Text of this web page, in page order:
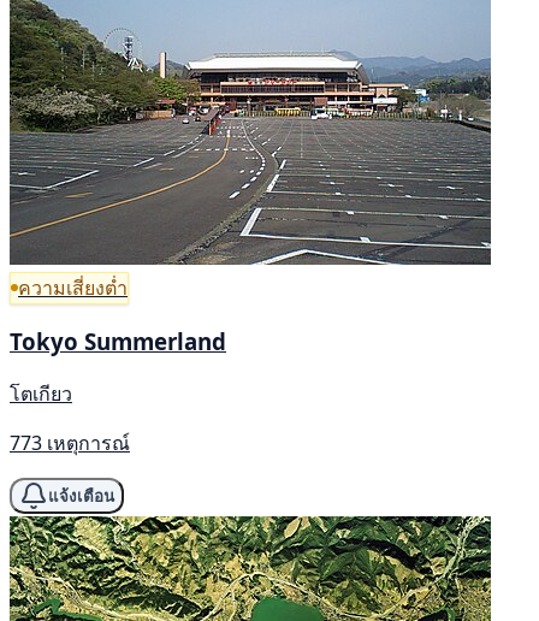
ความเสี่ยงต่ำ
Tokyo Summerland
โตเกียว
773 เหตุการณ์
แจ้งเตือน